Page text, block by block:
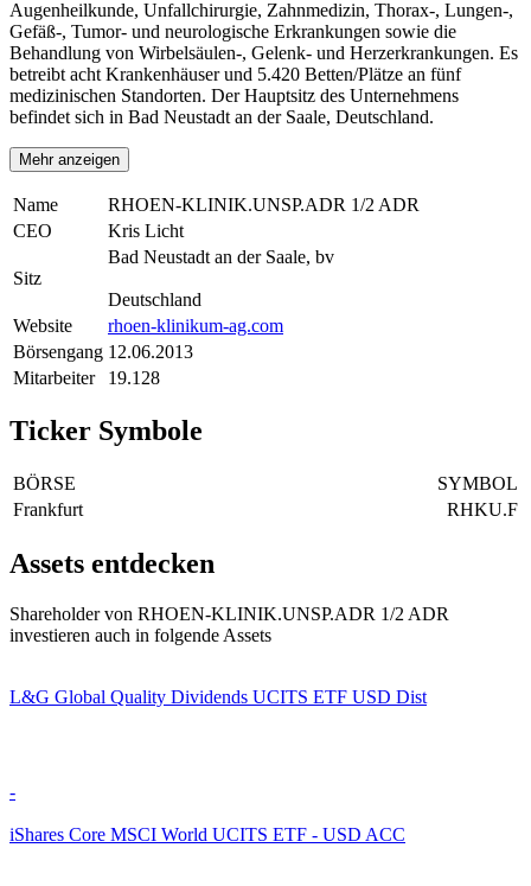
Augenheilkunde, Unfallchirurgie, Zahnmedizin, Thorax-, Lungen-,
Gefäß-, Tumor- und neurologische Erkrankungen sowie die
Behandlung von Wirbelsäulen-, Gelenk- und Herzerkrankungen. Es
betreibt acht Krankenhäuser und 5.420 Betten/Plätze an fünf
medizinischen Standorten. Der Hauptsitz des Unternehmens
befindet sich in Bad Neustadt an der Saale, Deutschland.
Mehr anzeigen
Name
RHOEN-KLINIK.UNSP.ADR 1/2 ADR
CEO
Kris Licht
Sitz
Bad Neustadt an der Saale, bv
Deutschland
Website
rhoen-klinikum-ag.com
Börsengang 12.06.2013
Mitarbeiter
19.128
Ticker Symbole
BÖRSE
SYMBOL
Frankfurt
RHKU.F
Assets entdecken
Shareholder von RHOEN-KLINIK.UNSP.ADR 1/2 ADR
investieren auch in folgende Assets
L&G Global Quality Dividends UCITS ETF USD Dist
-
iShares Core MSCI World UCITS ETF - USD ACC